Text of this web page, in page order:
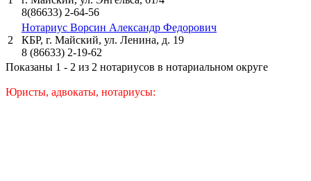
8(86633) 2-64-56
2
Нотариус Ворсин Александр Федорович
КБР, г. Майский, ул. Ленина, д. 19
8 (86633) 2-19-62
Показаны 1 - 2 из 2 нотариусов в нотариальном округе
Юристы, адвокаты, нотариусы: